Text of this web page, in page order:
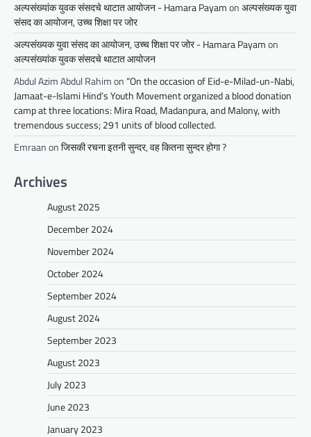
अल्पसंख्यांक युवक संसदचे थाटात आयोजन - Hamara Payamonअल्पसंख्यक युवा
संसद का आयोजन, उच्च शिक्षा पर जोर
अल्पसंख्यक युवा संसद का आयोजन, उच्च शिक्षा पर जोर - Hamara Payamon
अल्पसंख्यांक युवक संसदचे थाटात आयोजन
Abdul Azim Abdul Rahimon “On the occasion of Eid-e-Milad-un-Nabi,
Jamaat-e-Islami Hind’s Youth Movement organized a blood donation
camp at three locations: Mira Road, Madanpura, and Malony, with
tremendous success; 291 units of blood collected.
Emraanonजिसकी रचना इतनी सुन्दर, वह कितना सुन्दर होगा ?
Archives
August 2025
December 2024
November 2024
October 2024
September 2024
August 2024
September 2023
August 2023
July 2023
June 2023
January 2023